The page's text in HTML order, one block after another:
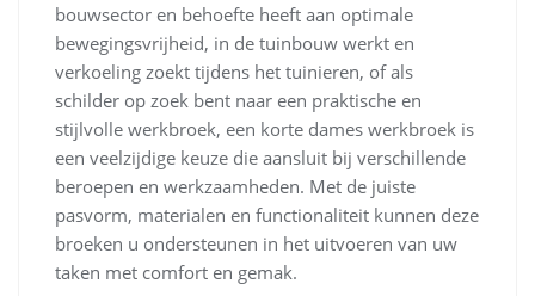
bouwsector en behoefte heeft aan optimale
bewegingsvrijheid, in de tuinbouw werkt en
verkoeling zoekt tijdens het tuinieren, of als
schilder op zoek bent naar een praktische en
stijlvolle werkbroek, een korte dames werkbroek is
een veelzijdige keuze die aansluit bij verschillende
beroepen en werkzaamheden. Met de juiste
pasvorm, materialen en functionaliteit kunnen deze
broeken u ondersteunen in het uitvoeren van uw
taken met comfort en gemak.